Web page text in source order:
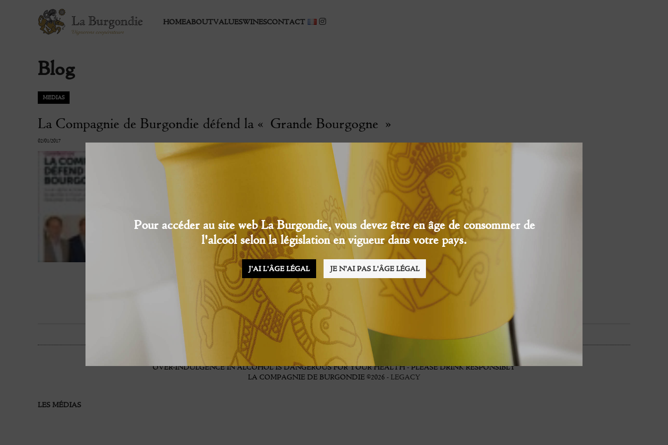
Pour accéder au site web La Burgondie, vous devez être en âge de consommer de
l'alcool selon la législation en vigueur dans votre pays.
J'AI L'ÂGE LÉGAL JE N'AI PAS L'ÂGE LÉGAL
HOMEABOUTVALUESWINESCONTACT
Blog
MEDIAS
La Compagnie de Burgondie défend la « Grande Bourgogne »
02/01/2017
Lire l’article de Rayon Boissons, novembre 2016.
OVER-INDULGENCE IN ALCOHOL IS DANGEROUS FOR YOUR HEALTH - PLEASE DRINK RESPONSIBLY
LA COMPAGNIE DE BURGONDIE ©2026 - LEGACY
LES MÉDIAS